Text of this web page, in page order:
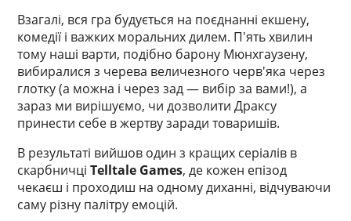
Взагалі, вся гра будується на поєднанні екшену,
комедії і важких моральних дилем. П'ять хвилин
тому наші варти, подібно барону Мюнхгаузену,
вибиралися з черева величезного черв'яка через
глотку (а можна і через зад — вибір за вами!), а
зараз ми вирішуємо, чи дозволити Драксу
принести себе в жертву заради товаришів.
В результаті вийшов один з кращих серіалів в
скарбничціTelltale Games, де кожен епізод
чекаєш і проходиш на одному диханні, відчуваючи
саму різну палітру емоцій.